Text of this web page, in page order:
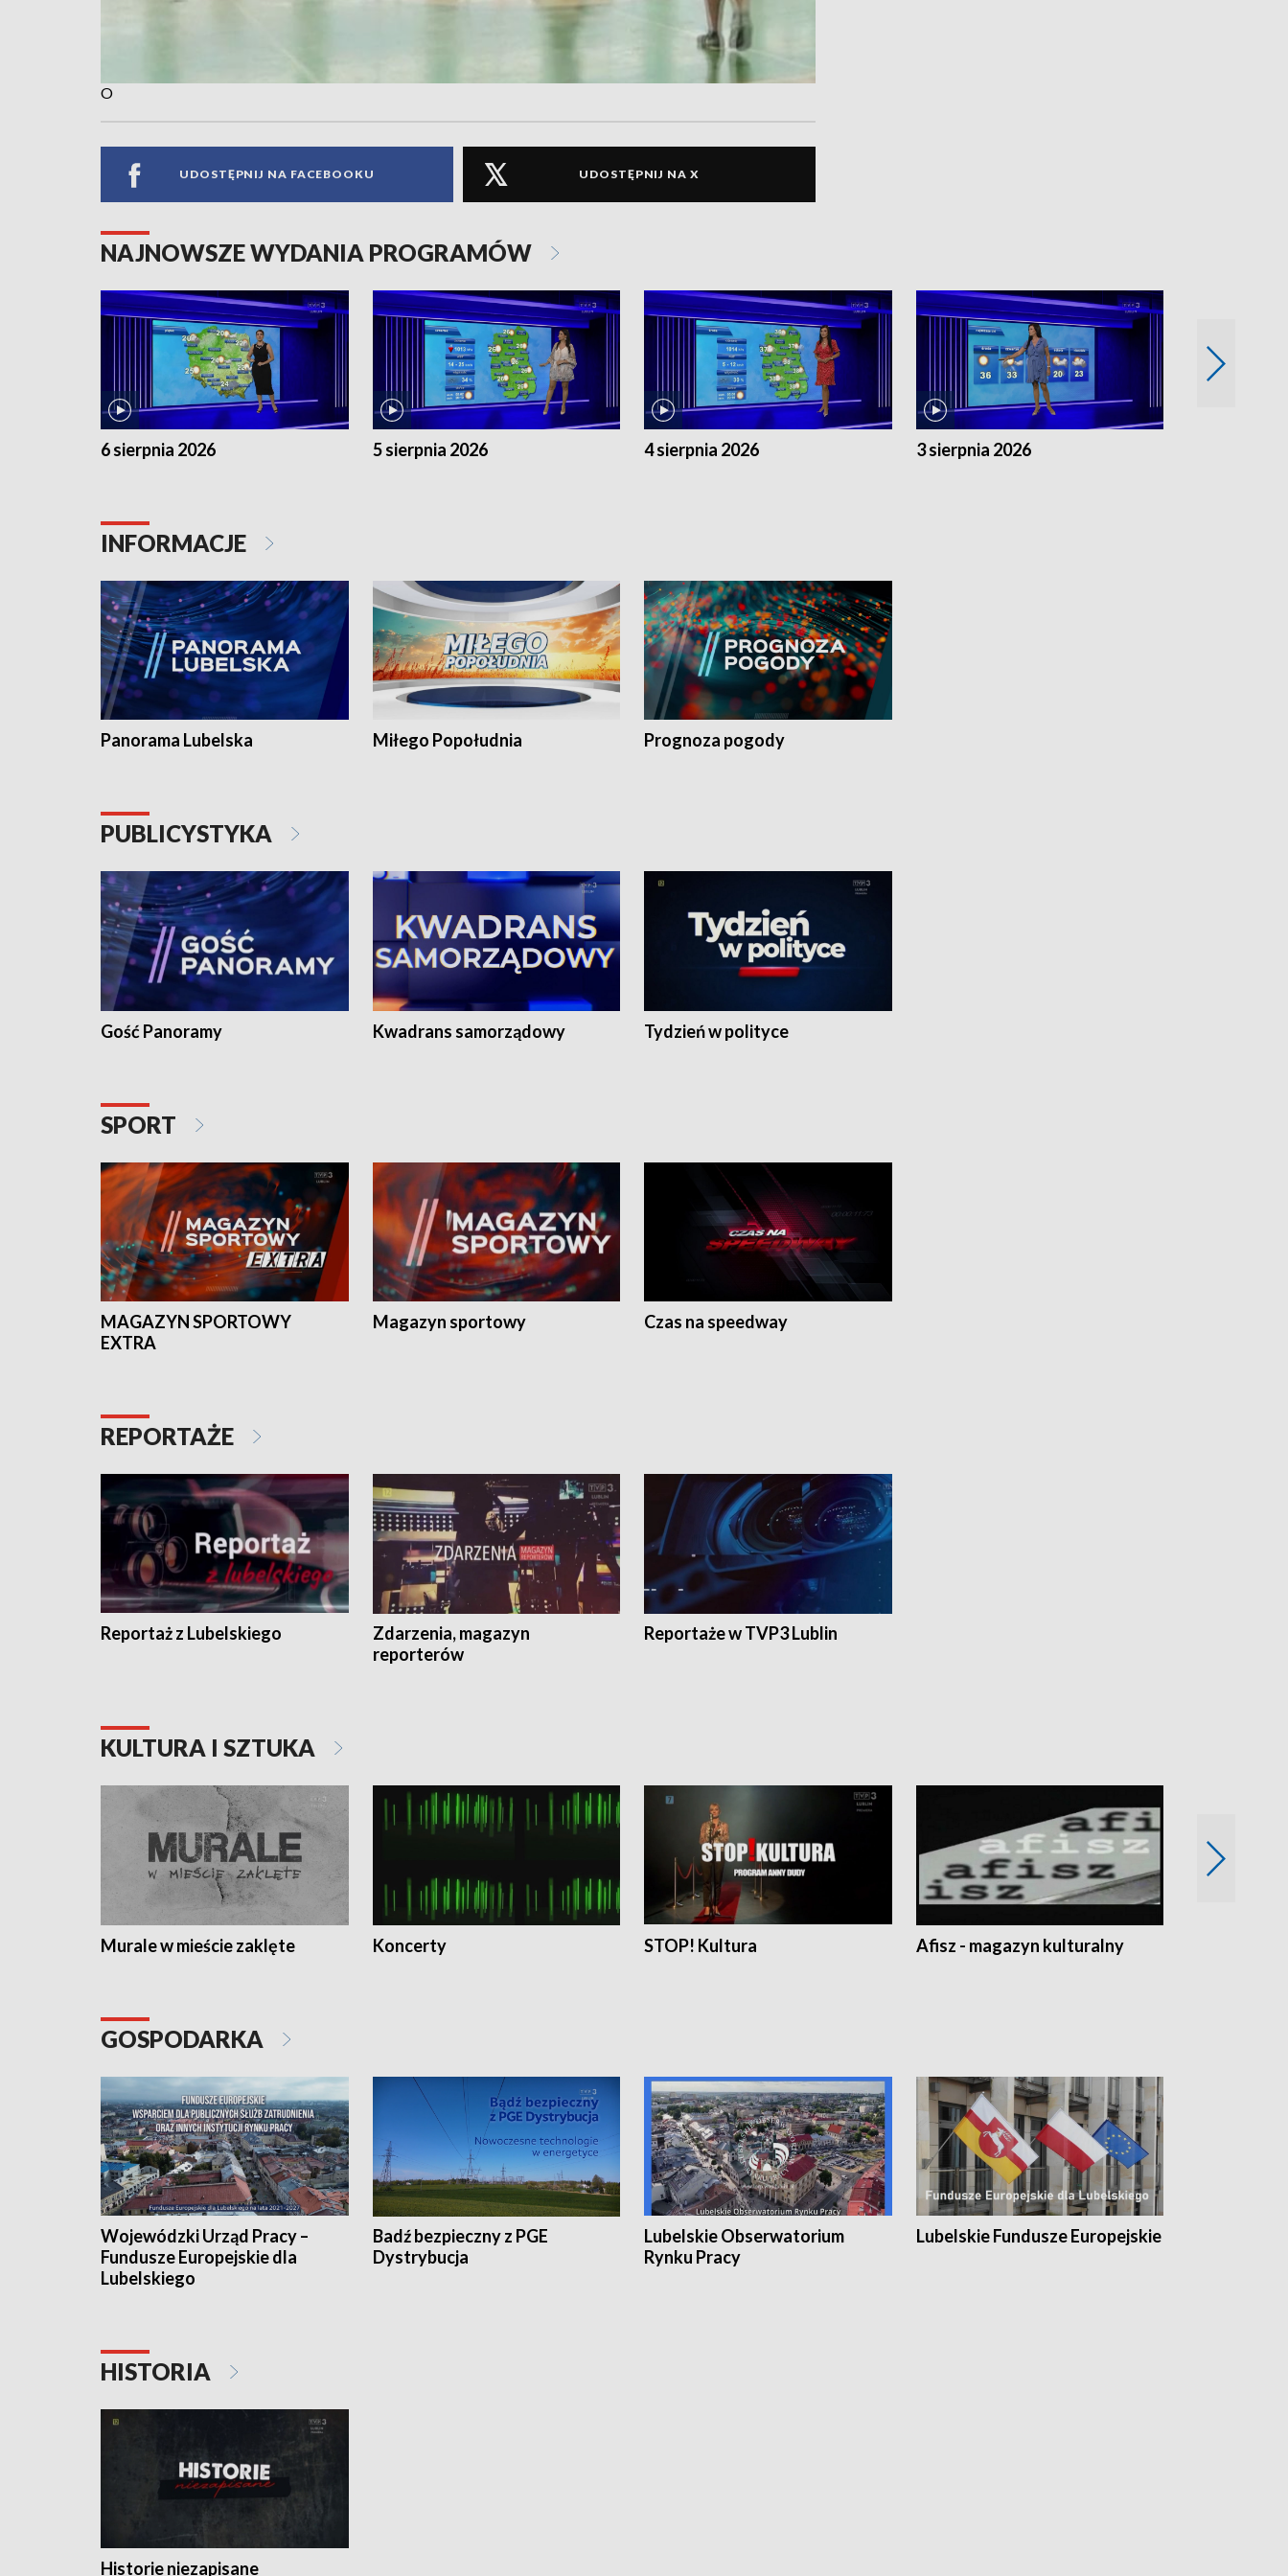
O
UDOSTĘPNIJ NA FACEBOOKU UDOSTĘPNIJ NA X
NAJNOWSZE WYDANIA PROGRAMÓW
6 sierpnia 2026 5 sierpnia 2026 4 sierpnia 2026 3 sierpnia 2026
INFORMACJE
Panorama Lubelska Miłego Popołudnia Prognoza pogody
PUBLICYSTYKA
Gość Panoramy Kwadrans samorządowy Tydzień w polityce
SPORT
MAGAZYN SPORTOWY
EXTRA
Magazyn sportowy Czas na speedway
REPORTAŻE
Reportaż z Lubelskiego
Zdarzenia, magazyn
reporterów
Reportaże w TVP3 Lublin
KULTURA I SZTUKA
Murale w mieście zaklęte Koncerty STOP! Kultura Afisz - magazyn kulturalny
GOSPODARKA
Wojewódzki Urząd Pracy –
Fundusze Europejskie dla
Lubelskiego
Badź bezpieczny z PGE
Dystrybucja
Lubelskie Obserwatorium
Rynku Pracy
Lubelskie Fundusze Europejskie
HISTORIA
Historie niezapisane